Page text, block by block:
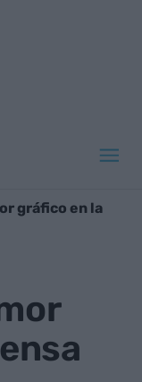
gráfico en la